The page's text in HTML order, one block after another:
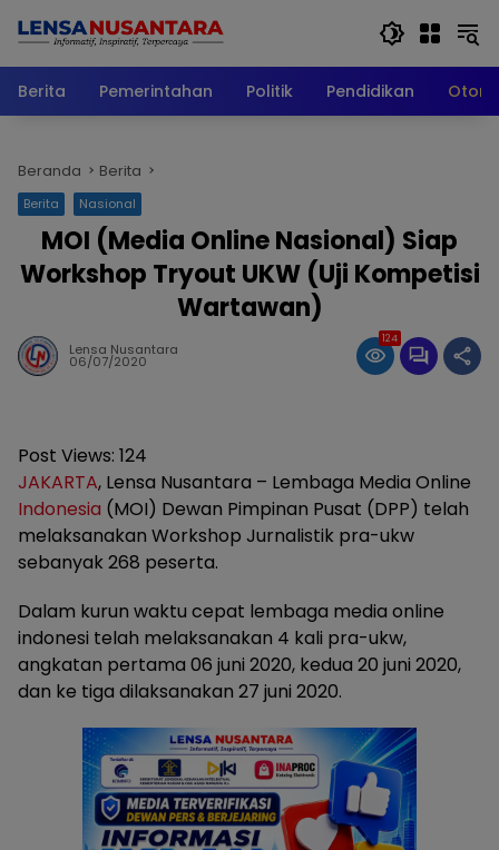
Berita
Pemerintahan Politik Pendidikan
Beranda Berita
Berita Nasional
MOI (Media Online Nasional) Siap
Workshop Tryout UKW (Uji Kompetisi
Wartawan)
Lensa Nusantara
06/07/2020
124
Post Views: 124
JAKARTA, Lensa Nusantara – Lembaga Media Online
Indonesia (MOI) Dewan Pimpinan Pusat (DPP) telah
melaksanakan Workshop Jurnalistik pra-ukw
sebanyak 268 peserta.
Dalam kurun waktu cepat lembaga media online
indonesi telah melaksanakan 4 kali pra-ukw,
angkatan pertama 06 juni 2020, kedua 20 juni 2020,
dan ke tiga dilaksanakan 27 juni 2020.